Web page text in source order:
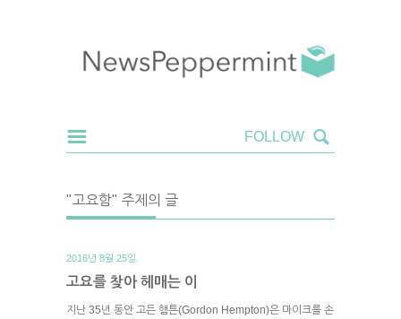
"고요함" 주제의 글
2016년 8월 25일.
고요를 찾아 헤매는 이
지난 35년 동안 고든 햄튼(Gordon Hempton)은 마이크를 손